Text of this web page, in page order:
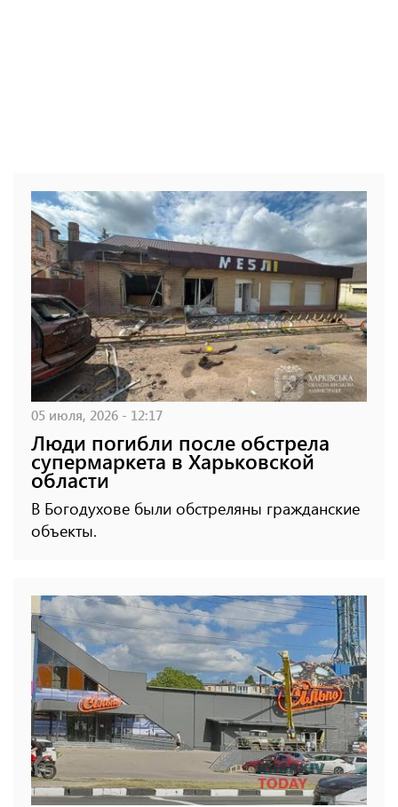
05 июля, 2026 - 12:17
Люди погибли после обстрела
супермаркета в Харьковской
области
В Богодухове были обстреляны гражданские
объекты.